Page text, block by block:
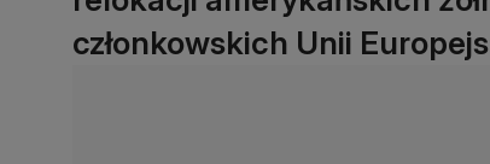
członkowskich Unii